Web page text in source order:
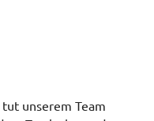
unserem Team